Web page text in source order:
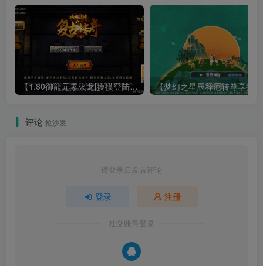
【1.80御龍元素火龙[摸摸登陆器]】战神引擎WIN服务端+GM工具+充值后台+双端+架设教程
评论 抢沙发
请登录后发表评论
登录 注册
社交账号登录